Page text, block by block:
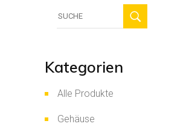
Kategorien
Alle Produkte
Gehäuse